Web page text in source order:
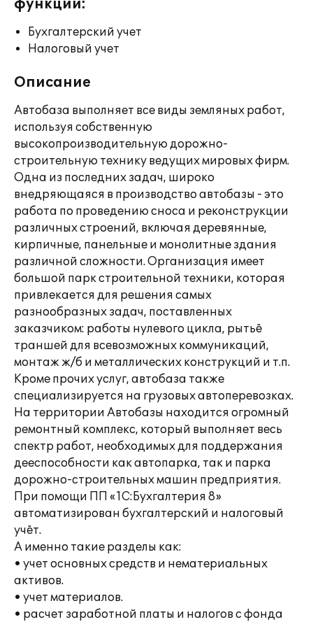
функции:
Бухгалтерский учет
Налоговый учет
Описание
Автобаза выполняет все виды земляных работ,
используя собственную
высокопроизводительную дорожно-
строительную технику ведущих мировых фирм.
Одна из последних задач, широко
внедряющаяся в производство автобазы - это
работа по проведению сноса и реконструкции
различных строений, включая деревянные,
кирпичные, панельные и монолитные здания
различной сложности. Организация имеет
большой парк строительной техники, которая
привлекается для решения самых
разнообразных задач, поставленных
заказчиком: работы нулевого цикла, рытьё
траншей для всевозможных коммуникаций,
монтаж ж/б и металлических конструкций и т.п.
Кроме прочих услуг, автобаза также
специализируется на грузовых автоперевозках.
На территории Автобазы находится огромный
ремонтный комплекс, который выполняет весь
спектр работ, необходимых для поддержания
дееспособности как автопарка, так и парка
дорожно-строительных машин предприятия.
При помощи ПП «1С:Бухгалтерия 8»
автоматизирован бухгалтерский и налоговый
учёт.
А именно такие разделы как:
• учет основных средств и нематериальных
активов.
• учет материалов.
• расчет заработной платы и налогов с фонда